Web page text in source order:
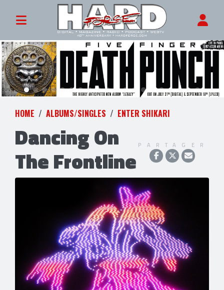
HOME ALBUMS/SINGLES ENTER SHIKARI
Dancing On
The Frontline
PARTAGER